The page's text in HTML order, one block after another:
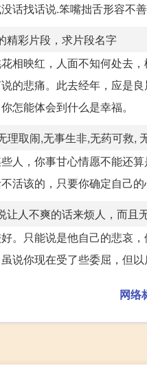
话找话说.笨嘴拙舌形容不
精彩片段，求片段名字
相映红，人面不知何处去
的悲痛。此去经年，应是
怎能体会到什么是幸福。
理取闹,无事生非,无药可救,
人，你事甘心情愿不能还
活该的，只要你确定自己的
让人不爽的话来烦人，而
。只能说是他自己的悲哀
说你现在受了些委屈，但
网络